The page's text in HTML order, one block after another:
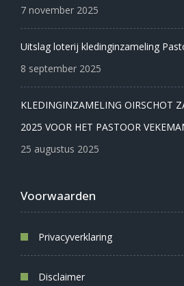
7 november 2025
Uitslag loterij kledinginzameling
8 september 2025
KLEDINGINZAMELING OIRSCHOT
2025 VOOR HET PASTOOR
25 augustus 2025
Voorwaarden
Privacyverklaring
Disclaimer